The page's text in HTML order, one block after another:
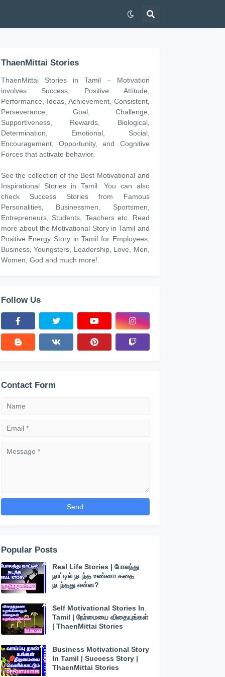
ThaenMittai Stories
ThaenMittai Stories in Tamil – Motivation
involves Success, Positive Attitude,
Performance, Ideas, Achievement, Consistent,
Perseverance, Goal, Challenge,
Supportiveness, Rewards, Biological,
Determination, Emotional, Social,
Encouragement, Opportunity, and Cognitive
Forces that activate behavior.
See the collection of the Best Motivational and
Inspirational Stories in Tamil. You can also
check Success Stories from Famous
Personalities, Businessmen, Sportsmen,
Entrepreneurs, Students, Teachers etc. Read
more about the Motivational Story in Tamil and
Positive Energy Story in Tamil for Employees,
Business, Youngsters, Leadership, Love, Men,
Women, God and much more!.
Follow Us
Contact Form
Popular Posts
Real Life Stories | போலந்து
நாட்டில் நடந்த உண்மை கதை
நடந்தது என்ன?
Self Motivational Stories In
Tamil | நேர்மையை விதையுங்கள்
| ThaenMittai Stories
Business Motivational Story
In Tamil | Success Story |
ThaenMittai Stories